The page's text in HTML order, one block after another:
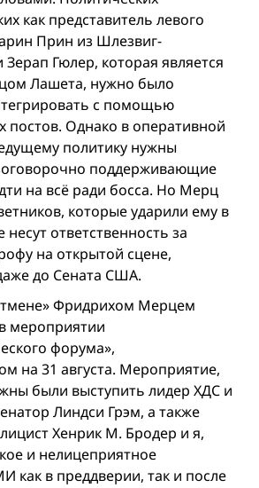
как представитель левого
Прин из Шлезвиг-
Гюлер, которая является
Лашета, нужно было
с помощью
постов. Однако в оперативной
политику нужны
поддерживающие
на всё ради босса. Но Мерц
которые ударили ему в
ответственность за
на открытой сцене,
до Сената США.
Фридрихом Мерцем
мероприятии
форума»,
на 31 августа. Мероприятие,
были выступить лидер ХДС и
Линдси Грэм, а также
Хенрик М. Бродер и я,
и нелицеприятное
как в преддверии, так и после